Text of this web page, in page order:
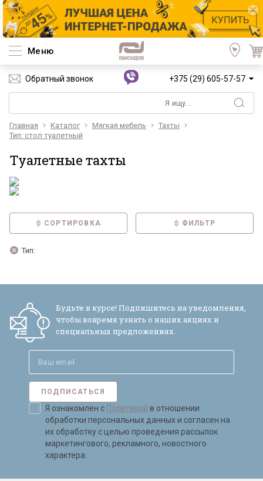
Меню
Обратный звонок +375 (29) 605-57-57
Главная Каталог Мягкая мебель
Тахты
Тип: стол туалетный
Туалетные тахты
СОРТИРОВКА ФИЛЬТР
Тип:
Будьте в курсе! Подпишитесь на уведомления,
чтобы вовремя узнать о наших акциях и
специальных предложениях.
ПОДПИСАТЬСЯ
Я ознакомлен с Политикой в отношении
обработки персональных данных и согласен на
их обработку с целью проведения рассылок
маркетингового, рекламного, новостного
характера.